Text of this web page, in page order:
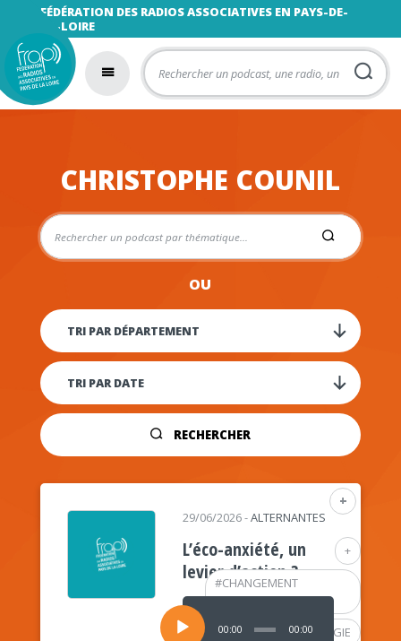
FÉDÉRATION DES RADIOS ASSOCIATIVES EN PAYS-DE-
LA-LOIRE
CHRISTOPHE COUNIL
OU
RECHERCHER
+
+
#CHANGEMENT
CLIMATIQUE
#PSYCHOLOGIE
29/06/2026-ALTERNANTES
L’éco-anxiété, un
levier d’action ?
Lecteur
audio
00:00 00:00